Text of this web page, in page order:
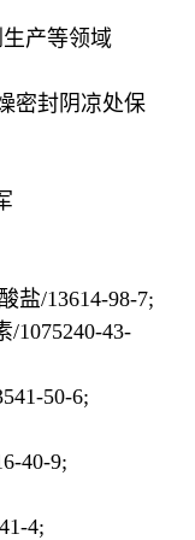
产等领域
密封阴凉处保
盐/13614-98-7;
1075240-43-
50-6;
40-9;
4;